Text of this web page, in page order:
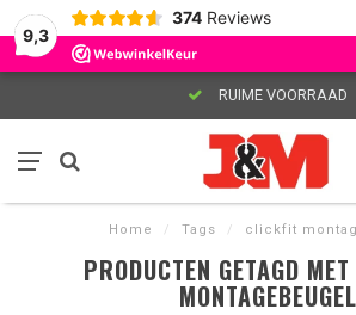
9,3
374 Reviews
RUIME VOORRAAD
Home / Tags / clickfit
PRODUCTEN GETAGD
MONTAGEBEUGEL